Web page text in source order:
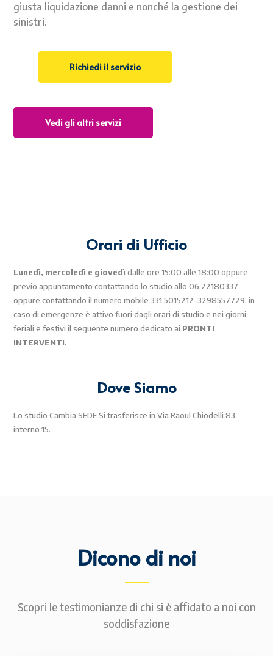
giusta liquidazione danni e nonché la gestione dei
sinistri.
Richiedi il servizio
Vedi gli altri servizi
Orari di Ufficio
Lunedì, mercoledì e giovedì dalle ore 15:00 alle 18:00 oppure
previo appuntamento contattando lo studio allo 06.22180337
oppure contattando il numero mobile 331.5015212-3298557729, in
caso di emergenze è attivo fuori dagli orari di studio e nei giorni
feriali e festivi il seguente numero dedicato ai PRONTI
INTERVENTI.
Dove Siamo
Lo studio Cambia SEDE Si trasferisce in Via Raoul Chiodelli 83
interno 15.
Dicono di noi
Scopri le testimonianze di chi si è affidato a noi con
soddisfazione